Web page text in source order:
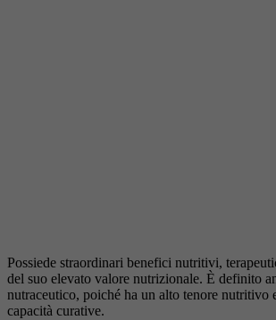
Possiede straordinari benefici nutritivi,
del suo elevato valore nutrizionale. È definito
nutraceutico, poiché ha un alto tenore nutritivo
capacità curative.